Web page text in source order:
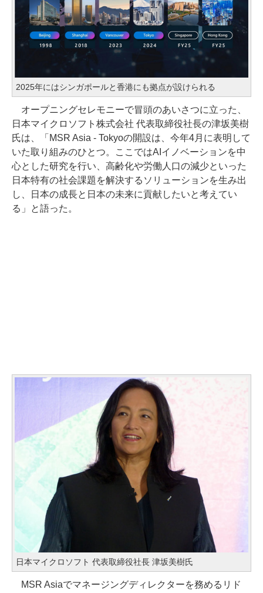
2025年にはシンガポールと香港にも拠点が設けられる
オープニングセレモニーで冒頭のあいさつに立った、
日本マイクロソフト株式会社 代表取締役社長の津坂美樹
氏は、「MSR Asia - Tokyoの開設は、今年4月に表明して
いた取り組みのひとつ。ここではAIイノベーションを中
心とした研究を行い、高齢化や労働人口の減少といった
日本特有の社会課題を解決するソリューションを生み出
し、日本の成長と日本の未来に貢献したいと考えてい
る」と語った。
日本マイクロソフト 代表取締役社長 津坂美樹氏
MSR Asiaでマネージングディレクターを務めるリド